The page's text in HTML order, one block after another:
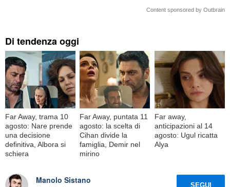
Content sponsored by Outbrain
Di tendenza oggi
Far Away, trama 10
agosto: Nare prende
una decisione
definitiva, Albora si
schiera
Far Away, puntata 11
agosto: la scelta di
Cihan divide la
famiglia, Demir nel
mirino
Far away,
anticipazioni al 14
agosto: Ugul ricatta
Alya
Manolo Sistano
SEGUI